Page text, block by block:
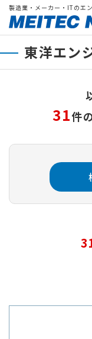
製造業・メーカー・ITのエ
東洋エン
31件